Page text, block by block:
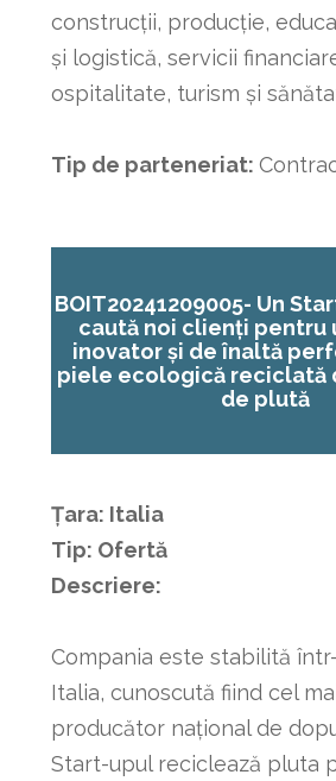
construcții, producție,
și logistică, servicii
ospitalitate, turism și
Tip de parteneriat:
BOIT20241209005- Un
caută noi clienți pentru
inovator și de înaltă
piele ecologică reciclată
de plută
Țara: Italia
Tip: Ofertă
Descriere:
Compania este stabilită
Italia, cunoscută fiind cel
producător național de
Start-upul reciclează pluta